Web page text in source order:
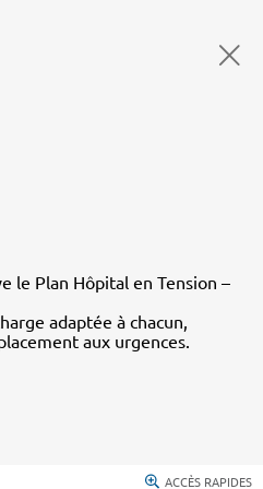
le Plan Hôpital en Tension –
adaptée à chacun,
aux urgences.
ACCÈS RAPIDES